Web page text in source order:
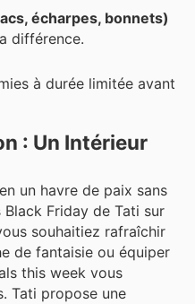
écharpes, bonnets)
différence.
à durée limitée avant
: Un Intérieur
un havre de paix sans
Friday de Tati sur
souhaitiez rafraîchir
de fantaisie ou équiper
this week vous
Tati propose une